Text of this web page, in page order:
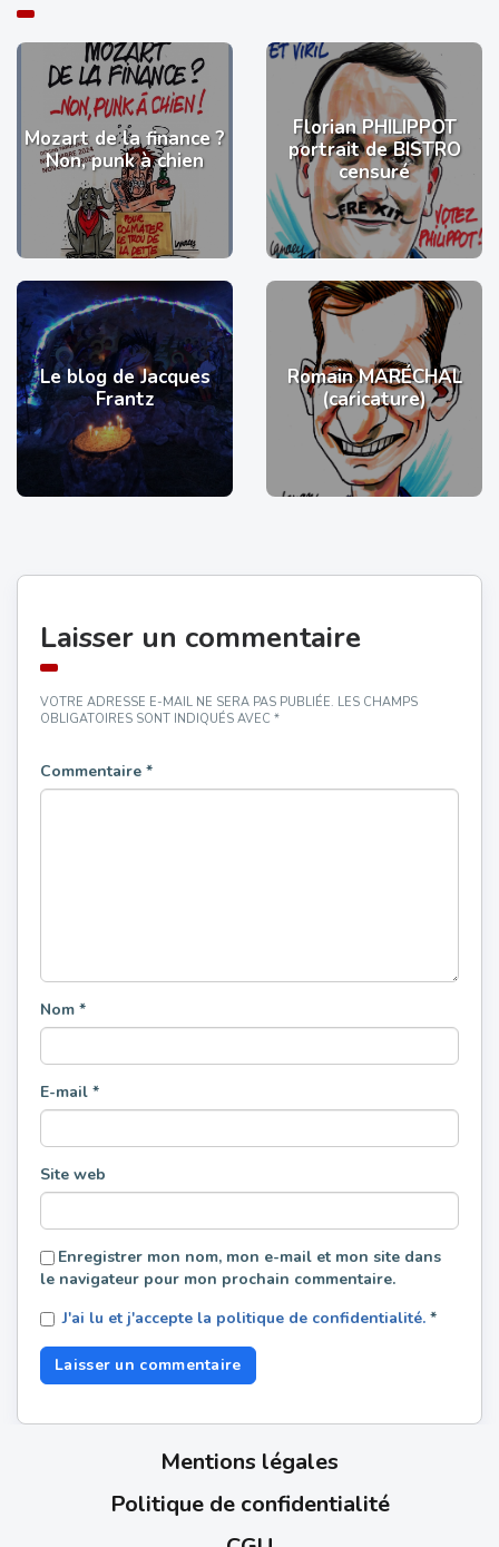
Mozart de la finance ?
Non, punk à chien
Florian PHILIPPOT
portrait de BISTRO
censuré
Le blog de Jacques
Frantz
Romain MARÉCHAL
(caricature)
Laisser un commentaire
VOTRE ADRESSE E-MAIL NE SERA PAS PUBLIÉE. LES CHAMPS
OBLIGATOIRES SONT INDIQUÉS AVEC *
Commentaire *
Nom *
E-mail *
Site web
Enregistrer mon nom, mon e-mail et mon site dans
le navigateur pour mon prochain commentaire.
J'ai lu et j'accepte la politique de confidentialité. *
Mentions légales
Politique de confidentialité